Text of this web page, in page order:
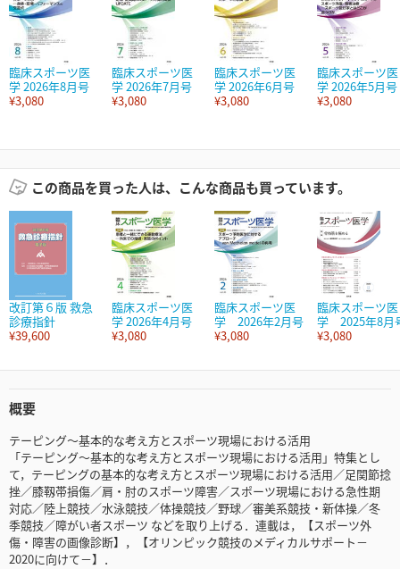
臨床スポーツ医
学 2026年8月号
¥3,080
臨床スポーツ医
学 2026年7月号
¥3,080
臨床スポーツ医
学 2026年6月号
¥3,080
臨床スポーツ医
学 2026年5月号
¥3,080
この商品を買った人は、こんな商品も買っています。
改訂第６版 救急
診療指針
¥39,600
臨床スポーツ医
学 2026年4月号
¥3,080
臨床スポーツ医
学 2026年2月号
¥3,080
臨床スポーツ医
学 2025年8月
¥3,080
概要
テーピング～基本的な考え方とスポーツ現場における活用
「テーピング～基本的な考え方とスポーツ現場における活用」特集とし
て，テーピングの基本的な考え方とスポーツ現場における活用／足関節捻
挫／膝靱帯損傷／肩・肘のスポーツ障害／スポーツ現場における急性期
対応／陸上競技／水泳競技／体操競技／野球／審美系競技・新体操／冬
季競技／障がい者スポーツ などを取り上げる．連載は，【スポーツ外
傷・障害の画像診断】，【オリンピック競技のメディカルサポート－
2020に向けて－】．